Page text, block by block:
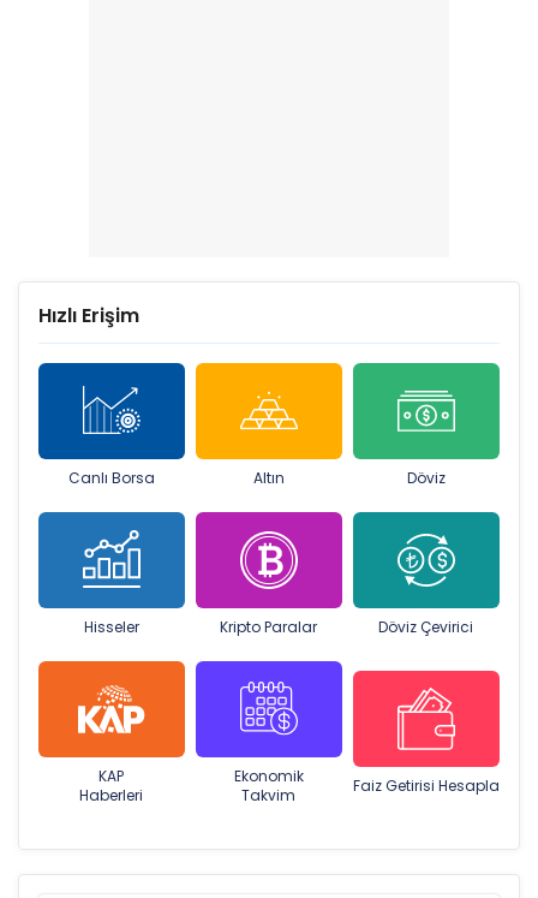
Hızlı Erişim
Canlı Borsa Altın Döviz
Hisseler Kripto Paralar Döviz Çevirici
KAP
Haberleri
Ekonomik
Takvim
Faiz Getirisi Hesapla